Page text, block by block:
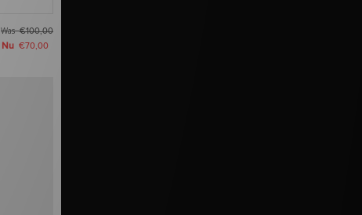
Was€100,00
Nu €70,00